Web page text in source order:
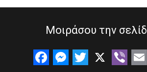
Μοιράσου την